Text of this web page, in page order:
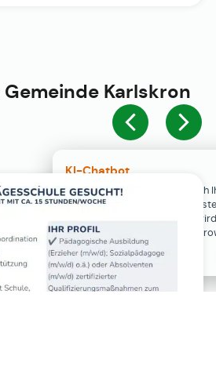
KI-Chatbot
Der KI-Chatbot steht erst nach
Einwilligung in den Cookie-
Verfügung. Der Chat-Verlauf
ausschließlich lokal in Ihrem
gespeichert.
Gemeinde Karlskron